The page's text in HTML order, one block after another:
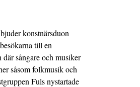
konstnärsduon
till en
där sångare och musiker
såsom folkmusik och
Fuls nystartade